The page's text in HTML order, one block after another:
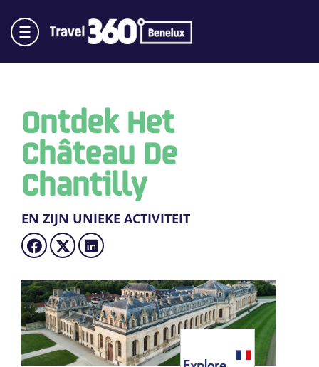
Ontdek Het
Château De
Chantilly
EN ZIJN UNIEKE ACTIVITEIT